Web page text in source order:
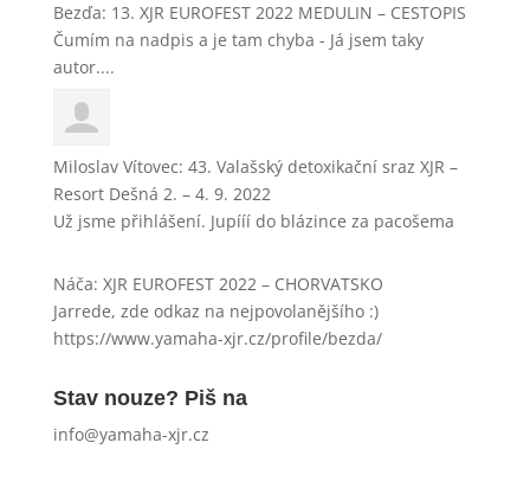
Bezďa: 13. XJR EUROFEST 2022 MEDULIN – CESTOPIS
Čumím na nadpis a je tam chyba - Já jsem taky
autor....
Miloslav Vítovec: 43. Valašský detoxikační sraz XJR –
Resort Dešná 2. – 4. 9. 2022
Už jsme přihlášení. Jupííí do blázince za pacošema
Náča: XJR EUROFEST 2022 – CHORVATSKO
Jarrede, zde odkaz na nejpovolanějšího :)
https://www.yamaha-xjr.cz/profile/bezda/
Stav nouze? Piš na
info@yamaha-xjr.cz